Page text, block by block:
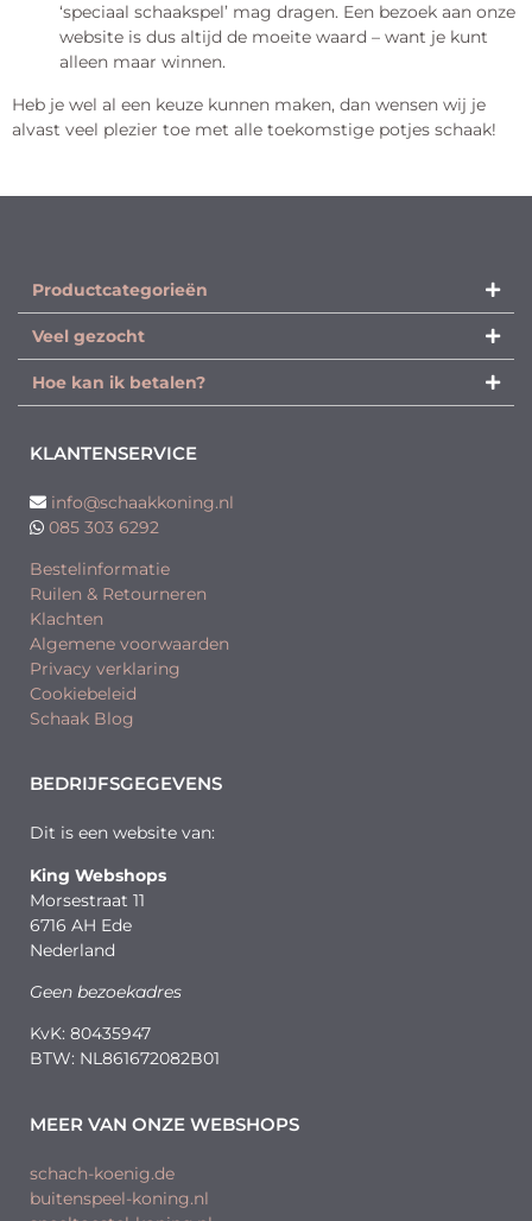
‘speciaal schaakspel’ mag dragen. Een bezoek aan onze
website is dus altijd de moeite waard – want je kunt
alleen maar winnen.
Heb je wel al een keuze kunnen maken, dan wensen wij je
alvast veel plezier toe met alle toekomstige potjes schaak!
Productcategorieën​
Veel gezocht
Hoe kan ik betalen?
KLANTENSERVICE
info@schaakkoning.nl
085 303 6292
Bestelinformatie
Ruilen & Retourneren
Klachten
Algemene voorwaarden
Privacy verklaring
Cookiebeleid
Schaak Blog
BEDRIJFSGEGEVENS
Dit is een website van:
King Webshops
Morsestraat 11
6716 AH Ede
Nederland
Geen bezoekadres
KvK: 80435947
BTW: NL861672082B01
MEER VAN ONZE WEBSHOPS
schach-koenig.de
buitenspeel-koning.nl